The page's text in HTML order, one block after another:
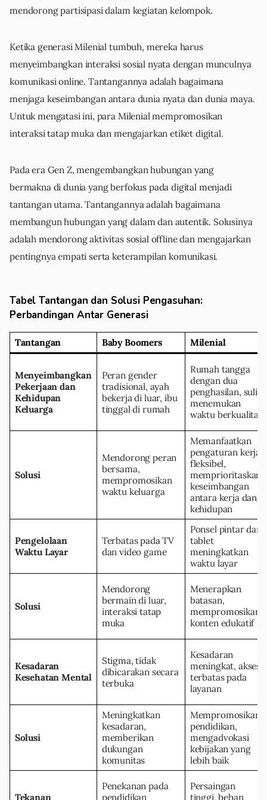
mendorong partisipasi dalam kegiatan kelompok.
Ketika generasi Milenial tumbuh, mereka harus
menyeimbangkan interaksi sosial nyata dengan munculnya
komunikasi online. Tantangannya adalah bagaimana
menjaga keseimbangan antara dunia nyata dan dunia maya.
Untuk mengatasi ini, para Milenial mempromosikan
interaksi tatap muka dan mengajarkan etiket digital.
Pada era Gen Z, mengembangkan hubungan yang
bermakna di dunia yang berfokus pada digital menjadi
tantangan utama. Tantangannya adalah bagaimana
membangun hubungan yang dalam dan autentik. Solusinya
adalah mendorong aktivitas sosial offline dan mengajarkan
pentingnya empati serta keterampilan komunikasi.
Tabel Tantangan dan Solusi Pengasuhan:
Perbandingan Antar Generasi
Tantangan Baby Boomers Milenial
Menyeimbangkan
Pekerjaan dan
Kehidupan
Keluarga
Peran gender
tradisional, ayah
bekerja di luar, ibu
tinggal di rumah
Rumah tangga
dengan dua
penghasilan, sulit
menemukan
waktu berkualitas
Solusi
Mendorong peran
bersama,
mempromosikan
waktu keluarga
Memanfaatkan
pengaturan kerja
fleksibel,
memprioritaskan
keseimbangan
antara kerja dan
kehidupan
Pengelolaan
Waktu Layar
Terbatas pada TV
dan video game
Ponsel pintar dan
tablet
meningkatkan
waktu layar
Solusi
Mendorong
bermain di luar,
interaksi tatap
muka
Menerapkan
batasan,
mempromosikan
konten edukatif
Kesadaran
Kesehatan Mental
Stigma, tidak
dibicarakan secara
terbuka
Kesadaran
meningkat, akses
terbatas pada
layanan
Solusi
Meningkatkan
kesadaran,
memberikan
dukungan
komunitas
Mempromosikan
pendidikan,
mengadvokasi
kebijakan yang
lebih baik
Tekanan
Penekanan pada
pendidikan
Persaingan
tinggi, beban